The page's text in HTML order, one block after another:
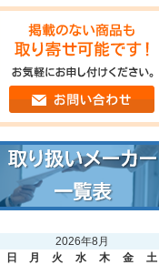
2026年8月
日
月 火 水 木 金
土